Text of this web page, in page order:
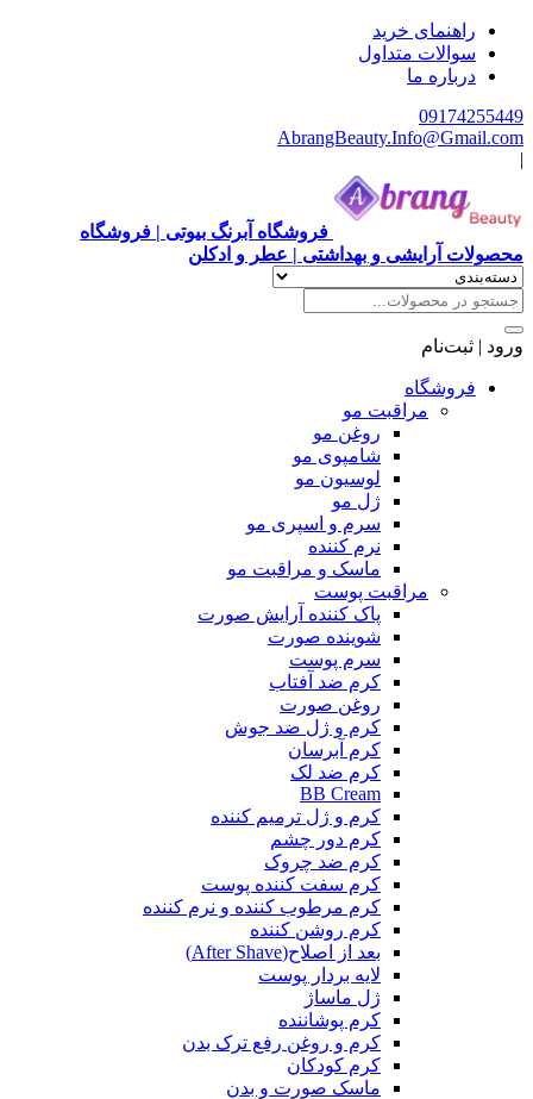
راهنمای خرید
سوالات متداول
درباره ما
09174255449
AbrangBeauty.Info@Gmail.com
|
فروشگاه آبرنگ بیوتی | فروشگاه
محصولات آرایشی و بهداشتی | عطر و ادکلن
ورود | ثبت‌نام
فروشگاه
مراقبت مو
روغن مو
شامپوی مو
لوسیون مو
ژل مو
سرم و اسپری مو
نرم کننده
ماسک و مراقبت مو
مراقبت پوست
پاک کننده آرایش صورت
شوینده صورت
سرم پوست
کرم ضد آفتاب
روغن صورت
کرم و ژل ضد جوش
کرم آبرسان
کرم ضد لک
BB Cream
کرم و ژل ترمیم کننده
کرم دور چشم
کرم ضد چروک
کرم سفت کننده پوست
کرم مرطوب کننده و نرم کننده
کرم روشن کننده
بعد از اصلاح(After Shave)
لایه بردار پوست
ژل ماساژ
کرم پوشاننده
کرم و روغن رفع ترک بدن
کرم کودکان
ماسک صورت و بدن